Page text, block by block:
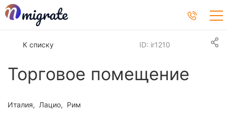
К списку
Торговое помещение
ID: ir1210
Италия Лацио Рим